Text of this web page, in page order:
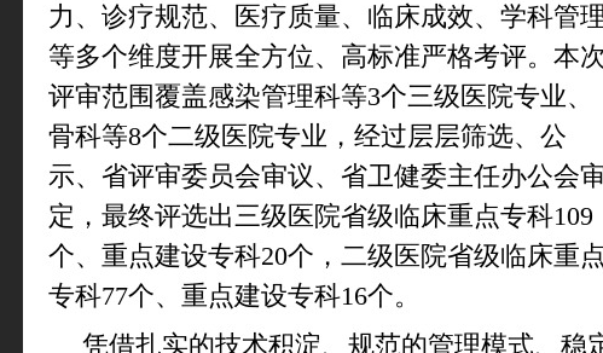
力、诊疗规范、医疗质量、临床成效、学科管理
等多个维度开展全方位、高标准严格考评。本次
评审范围覆盖感染管理科等3个三级医院专业、
骨科等8个二级医院专业，经过层层筛选、公
示、省评审委员会审议、省卫健委主任办公会
定，最终评选出三级医院省级临床重点专科109
个、重点建设专科20个，二级医院省级临床重点
专科77个、重点建设专科16个。
凭借扎实的技术积淀、规范的管理模式、稳